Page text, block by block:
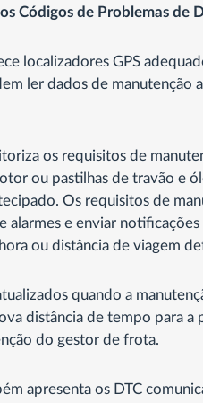
Códigos de Problemas de
localizadores GPS
ler dados de manutenção
os requisitos de
ou pastilhas de travão e
Os requisitos de
alarmes e enviar
ou distância de viagem
quando a
distância de tempo para a
do gestor de frota.
apresenta os DTC